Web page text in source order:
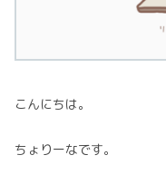
こんにちは。
ちょりーなです。